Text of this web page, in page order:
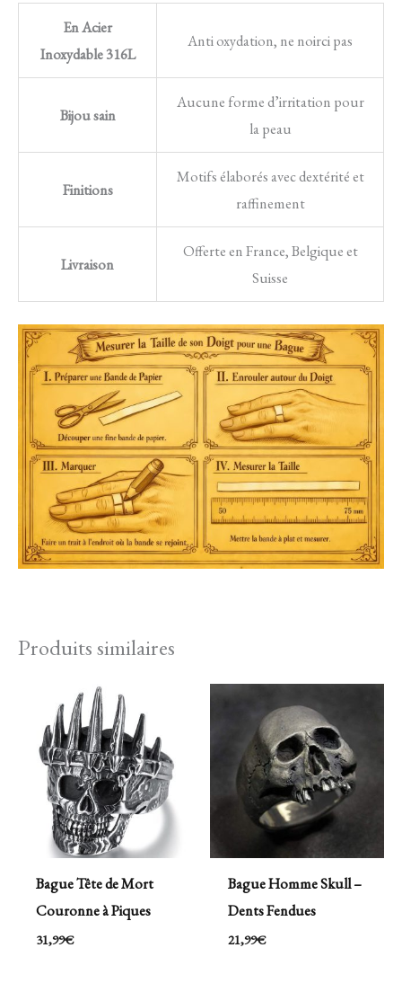
En Acier
Inoxydable 316L
Anti oxydation, ne noirci pas
Bijou sain
Aucune forme d’irritation pour
la peau
Finitions
Motifs élaborés avec dextérité et
raffinement
Livraison
Offerte en France, Belgique et
Suisse
Produits similaires
Bague Tête de Mort
Couronne à Piques
31,99€
Bague Homme Skull –
Dents Fendues
21,99€